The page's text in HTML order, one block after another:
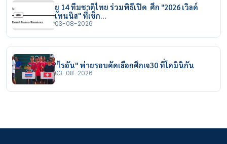
ยู 14 ทีมชาติไทย ร่วมพิธีเปิด ศึก "2026 เวิลด์
เทนนิส" ที่เช็ก…
03-08-2026
"ไรอัน" พ่ายรอบคัดเลือกศึกเจ30 ที่โดมินิกัน
03-08-2026